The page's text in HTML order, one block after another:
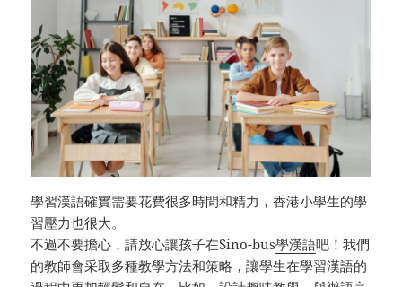
學習漢語確實需要花費很多時間和精力，香港小學生的學
習壓力也很大。
不過不要擔心，請放心讓孩子在Sino-bus學漢語吧！我們
的教師會采取多種教學方法和策略，讓學生在學習漢語的